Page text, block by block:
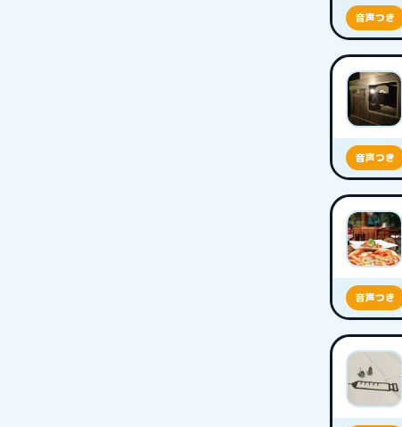
音声つき
音声つき
音声つき